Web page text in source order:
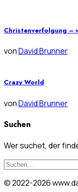
Christenverfolgung –
vonDavid Brunner
Crazy World
vonDavid Brunner
Suchen
Wer suchet, der
© 2022-2026